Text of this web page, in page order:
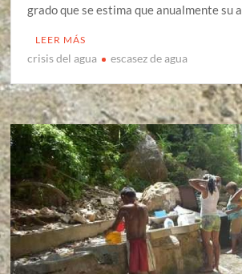
grado que se estima que anualmente su
LEER MÁS
crisis del agua escasez de agua